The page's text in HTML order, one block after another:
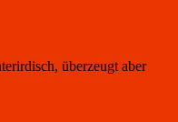
überzeugt aber